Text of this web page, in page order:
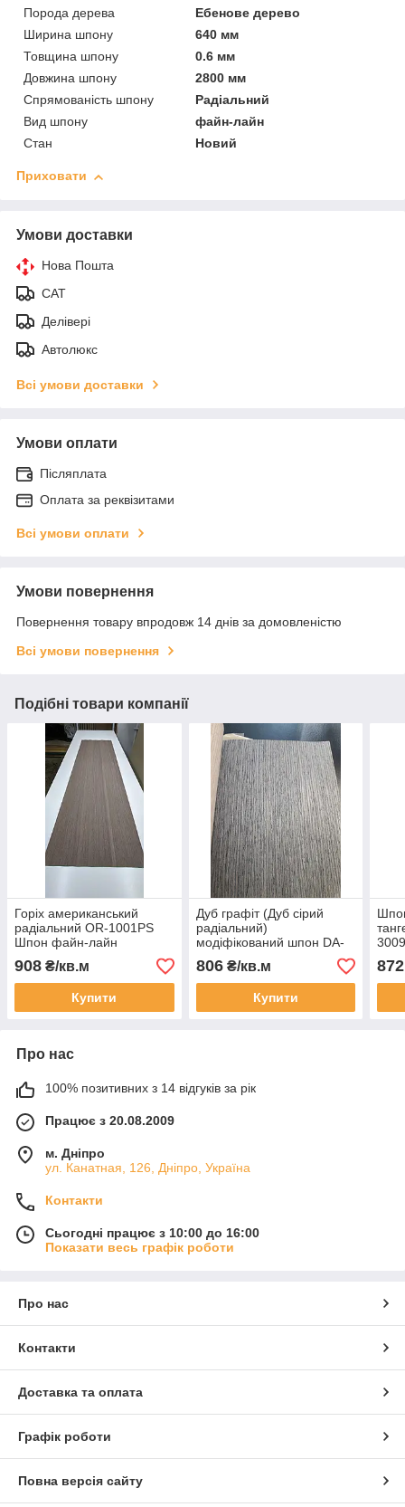
Порода дерева
Ебенове дерево
Ширина шпону
640 мм
Товщина шпону
0.6 мм
Довжина шпону
2800 мм
Спрямованість шпону
Радіальний
Вид шпону
файн-лайн
Стан
Новий
Приховати
Умови доставки
Нова Пошта
САТ
Делівері
Автолюкс
Всі умови доставки
Умови оплати
Післяплата
Оплата за реквізитами
Всі умови оплати
Умови повернення
Повернення товару впродовж 14 днів за домовленістю
Всі умови повернення
Подібні товари компанії
Горіх американський
радіальний OR-1001PS
Шпон файн-лайн
908 ₴/кв.м
Купити
Дуб графіт (Дуб сірий
радіальний)
модіфікований шпон DA-
806₴/кв.м
Купити
872
Про нас
100% позитивних з 14 відгуків за рік
Працює з 20.08.2009
м. Дніпро
ул. Канатная, 126, Дніпро, Україна
Контакти
Сьогодні працює з 10:00 до 16:00
Показати весь графік роботи
Про нас
Контакти
Доставка та оплата
Графік роботи
Повна версія сайту